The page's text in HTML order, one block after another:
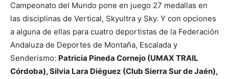
Campeonato del Mundo pone en juego 27 medallas en
las disciplinas de Vertical, Skyultra y Sky. Y con opciones
a alguna de ellas para cuatro deportistas de la Federación
Andaluza de Deportes de Montaña, Escalada y
Senderismo: Patricia Pineda Cornejo (UMAX TRAIL
Córdoba), Silvia Lara Diéguez (Club Sierra Sur de Jaén),